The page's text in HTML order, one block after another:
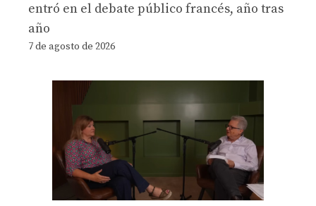
entró en el debate público francés, año tras
año
7 de agosto de 2026